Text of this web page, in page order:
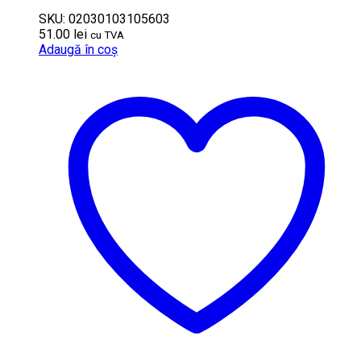
SKU: 02030103105603
51.00 lei cu TVA
Adaugă în coș